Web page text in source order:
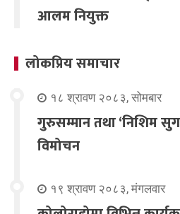
आलम नियुक्त
लोकप्रिय समाचार
१८ श्रावण २०८३, सोमबार
गुरुसम्मान तथा ‘निशिम
विमोचन
१९ श्रावण २०८३, मंगलवार